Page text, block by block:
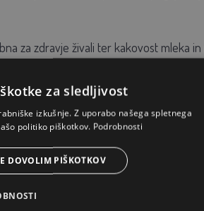
za zdravje živali ter kakovost mleka in
in kozam. Vedro postavite v doseg
za sledljivost
izkušnje. Z uporabo našega spletnega
politiko piškotkov. Podrobnosti
DOVOLIM PIŠKOTKOV